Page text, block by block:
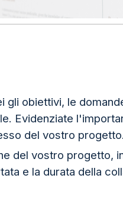
obiettivi, le
Evidenziate
del vostro progetto.
del vostro progetto,
e la durata della